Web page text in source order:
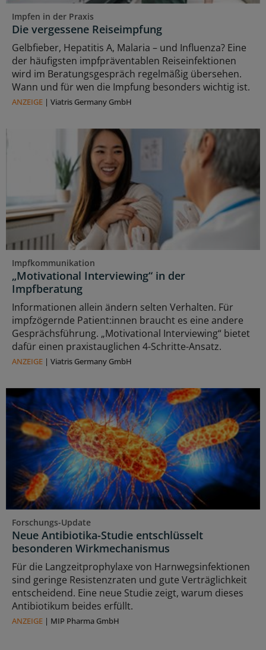
Impfen in der Praxis
Die vergessene Reiseimpfung
Gelbfieber, Hepatitis A, Malaria – und Influenza? Eine
der häufigsten impfpräventablen Reiseinfektionen
wird im Beratungsgespräch regelmäßig übersehen.
Wann und für wen die Impfung besonders wichtig ist.
ANZEIGE | Viatris Germany GmbH
Impfkommunikation
„Motivational Interviewing“ in der
Impfberatung
Informationen allein ändern selten Verhalten. Für
impfzögernde Patient:innen braucht es eine andere
Gesprächsführung. „Motivational Interviewing“ bietet
dafür einen praxistauglichen 4-Schritte-Ansatz.
ANZEIGE | Viatris Germany GmbH
Forschungs-Update
Neue Antibiotika-Studie entschlüsselt
besonderen Wirkmechanismus
Für die Langzeitprophylaxe von Harnwegsinfektionen
sind geringe Resistenzraten und gute Verträglichkeit
entscheidend. Eine neue Studie zeigt, warum dieses
Antibiotikum beides erfüllt.
ANZEIGE | MIP Pharma GmbH